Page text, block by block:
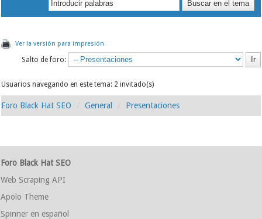
Ver la versión para impresión
Salto de foro:
Usuarios navegando en este tema: 2 invitado(s)
Foro Black Hat SEO General Presentaciones
Foro Black Hat SEO
Web Scraping API
Apolo Theme
Spinner en español